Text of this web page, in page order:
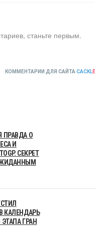
станьте первым.
КОММЕНТАРИИ ДЛЯ САЙТА CACKLE
ПРАВДА О
И
СЕКРЕТ
КАЛЕНДАРЬ
ГРАН